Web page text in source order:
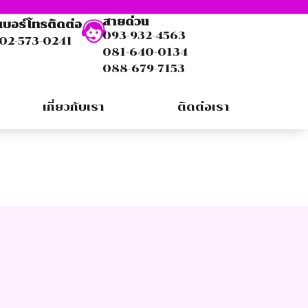
บอร์โทรติดต่อ
573-0241
สายด่วน
093-932-4563
081-640-0134
088-679-7153
เกี่ยวกับเรา ติดต่อเรา